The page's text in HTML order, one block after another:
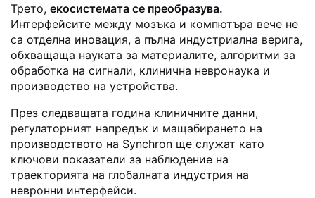
Трето, екосистемата се преобразува.
Интерфейсите между мозъка и компютъра вече не
са отделна иновация, а пълна индустриална верига,
обхващаща науката за материалите, алгоритми за
обработка на сигнали, клинична невронаука и
производство на устройства.
През следващата година клиничните данни,
регулаторният напредък и мащабирането на
производството на Synchron ще служат като
ключови показатели за наблюдение на
траекторията на глобалната индустрия на
невронни интерфейси.